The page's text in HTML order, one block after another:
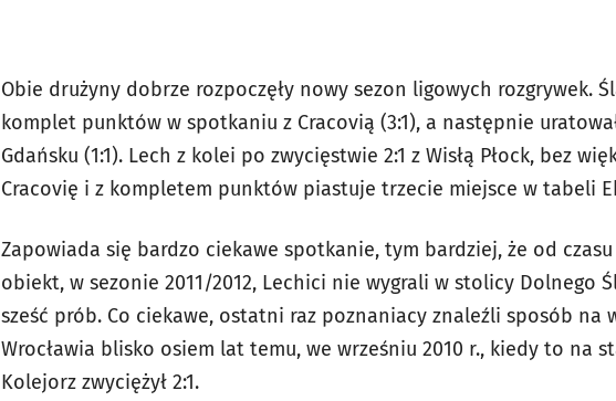
Obie drużyny dobrze rozpoczęły nowy sezon ligowych rozgrywek.
komplet punktów w spotkaniu z Cracovią (3:1), a następnie
Gdańsku (1:1). Lech z kolei po zwycięstwie 2:1 z Wisłą Płock, bez
Cracovię i z kompletem punktów piastuje trzecie miejsce w tabeli
Zapowiada się bardzo ciekawe spotkanie, tym bardziej, że od
obiekt, w sezonie 2011/2012, Lechici nie wygrali w stolicy Dolnego
sześć prób. Co ciekawe, ostatni raz poznaniacy znaleźli sposób
Wrocławia blisko osiem lat temu, we wrześniu 2010 r., kiedy to na
Kolejorz zwyciężył 2:1.